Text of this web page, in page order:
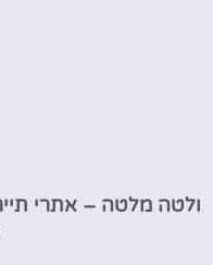
ולטה מלטה – אתרי